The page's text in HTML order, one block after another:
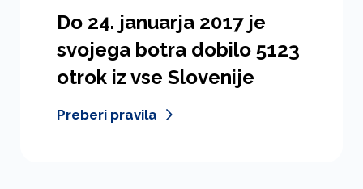
Do 24. januarja 2017 je
svojega botra dobilo 5123
otrok iz vse Slovenije
Preberi pravila